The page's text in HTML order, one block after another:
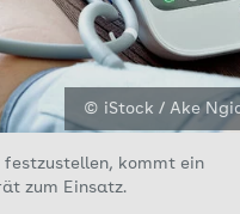
© iStock / Ake
festzustellen, kommt ein
zum Einsatz.